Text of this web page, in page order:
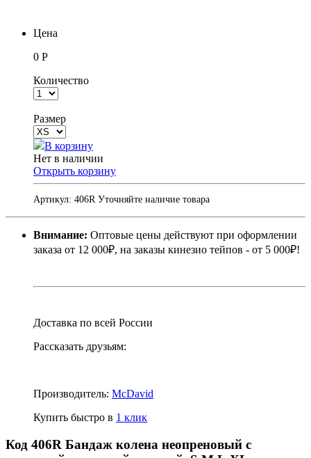
Цена
0 Р
Количество
Размер
В корзину
Нет в наличии
Открыть корзину
Артикул: 406R Уточняйте наличие товара
Внимание: Оптовые цены действуют при оформлении
заказа от 12 000₽, на заказы кинезио тейпов - от 5 000₽!
Доставка по всей России
Рассказать друзьям:
Производитель: McDavid
Купить быстро в 1 клик
Код 406R Бандаж колена неопреновый с